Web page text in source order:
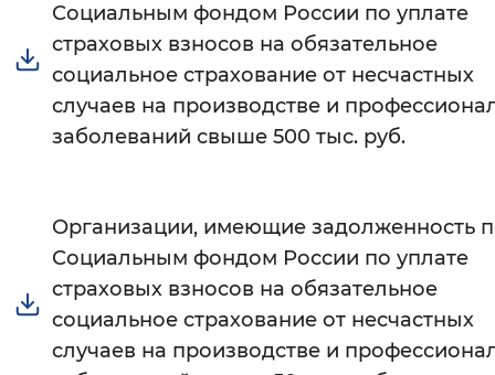
Цвет сайта
Монохромный Инверсивный
Синий фон
Звуковой ассистент
Воспроизвести Остановить
Социальным фондом России по уплате
страховых взносов на обязательное
социальное страхование от несчастных
случаев на производстве и
заболеваний свыше 500 тыс. руб.
Организации, имеющие задолженность
Социальным фондом России по уплате
страховых взносов на обязательное
социальное страхование от несчастных
случаев на производстве и